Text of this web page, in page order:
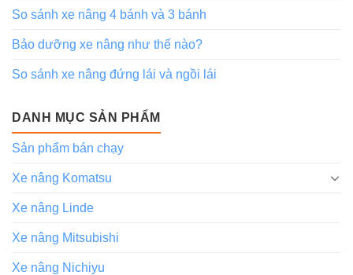
So sánh xe nâng 4 bánh và 3 bánh
Bảo dưỡng xe nâng như thế nào?
So sánh xe nâng đứng lái và ngồi lái
DANH MỤC SẢN PHẨM
Sản phẩm bán chạy
Xe nâng Komatsu
Xe nâng Linde
Xe nâng Mitsubishi
Xe nâng Nichiyu